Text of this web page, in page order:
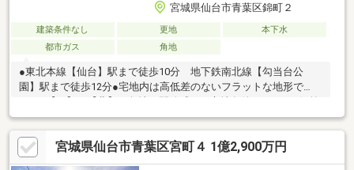
宮城県仙台市青葉区錦町２
建築条件なし 更地
本下水
都市ガス
角地
●東北本線【仙台】駅まで徒歩10分 地下鉄南北線【勾当台公
園】駅まで徒歩12分●宅地内は高低差のないフラットな地形で
面道路は約5.7m幅員の道路です。●前面道路との高低差はありま
せん。●建築条件付き売地ではないため、お好きなハウスメーカ
ー・工務店での建築が可能です。間取り、設備、外観、全て自分
好みのスタイルで一からご検討いただくことが可能です。●更地
宮城県仙台市青葉区宮町４ 1億2,900万円